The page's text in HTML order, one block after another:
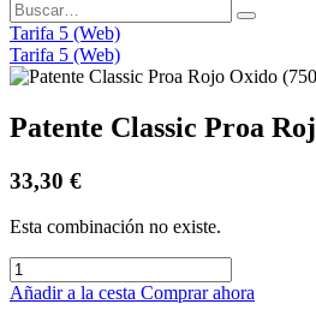
Tarifa 5 (Web)
Tarifa 5 (Web)
Patente Classic Proa
33,30 €
Esta combinación no existe.
Añadir a la cesta Comprar ahora